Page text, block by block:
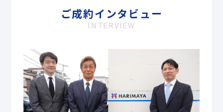
ご成約インタビュー
INTERVIEW